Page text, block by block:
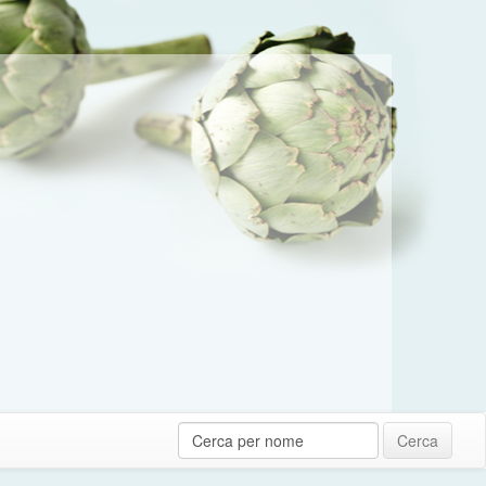
Cerca